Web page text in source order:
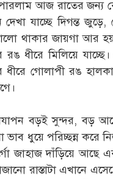
আজ রাতের জন্য
যাচ্ছে দিগন্ত
থাকার জায়গা আর
রঙ ধীরে মিলিয়ে
ধীরে গোলাপী রঙ
বড়ই সুন্দর, বড়
ভাব ধুয়ে পরিচ্ছন্ন করে
জাহাজ দাঁড়িয়ে আছে
রাস্তাটা এখানে